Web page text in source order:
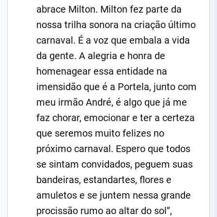
abrace Milton. Milton fez parte da
nossa trilha sonora na criação último
carnaval. É a voz que embala a vida
da gente. A alegria e honra de
homenagear essa entidade na
imensidão que é a Portela, junto com
meu irmão André, é algo que já me
faz chorar, emocionar e ter a certeza
que seremos muito felizes no
próximo carnaval. Espero que todos
se sintam convidados, peguem suas
bandeiras, estandartes, flores e
amuletos e se juntem nessa grande
procissão rumo ao altar do sol”,